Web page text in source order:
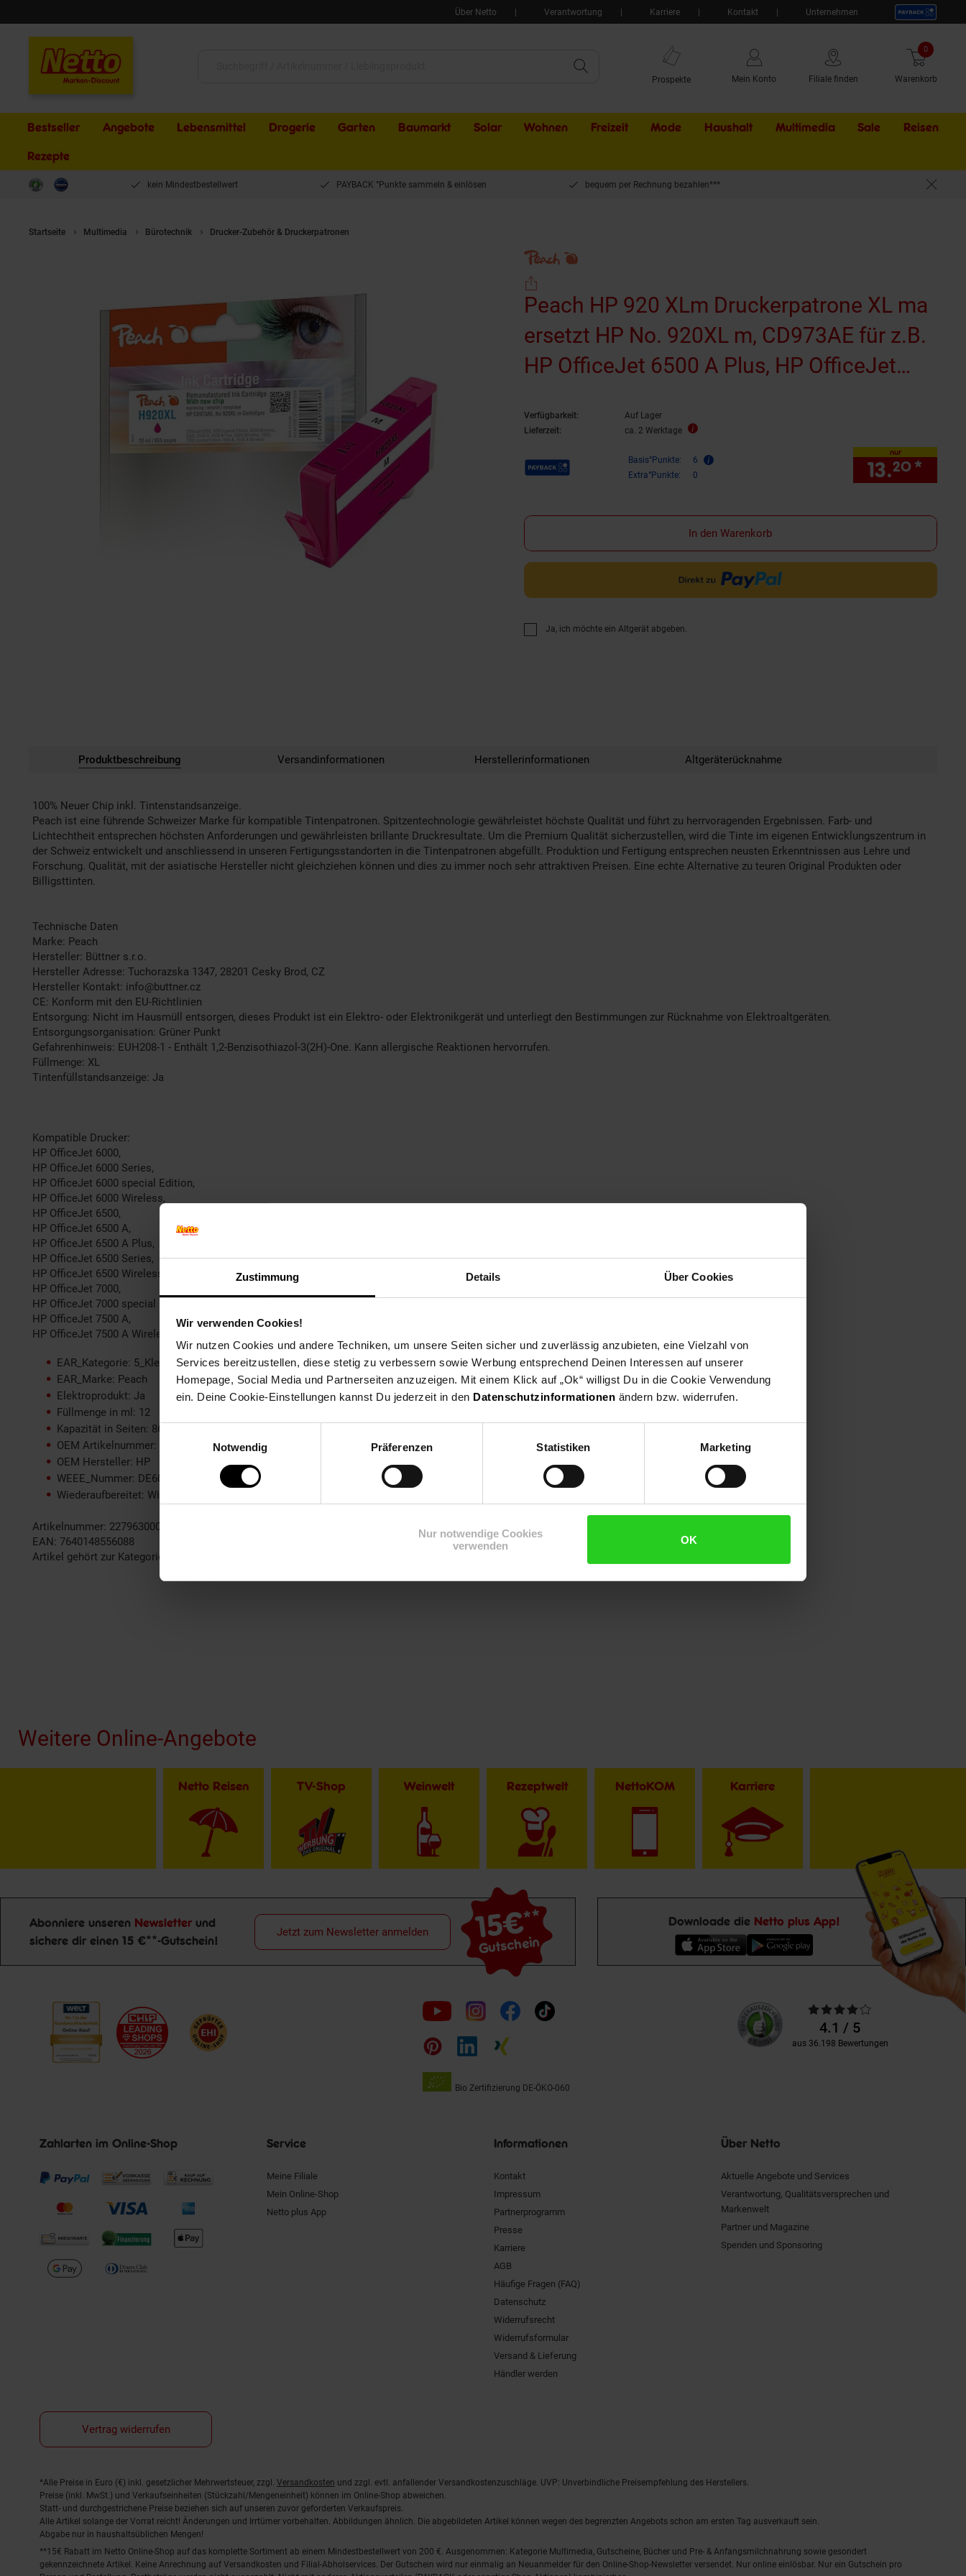
Zustimmung Details Über Cookies
Wir verwenden Cookies!
Wir nutzen Cookies und andere Techniken, um unsere Seiten sicher und zuverlässig anzubieten, eine Vielzahl von
Services bereitzustellen, diese stetig zu verbessern sowie Werbung entsprechend Deinen Interessen auf unserer
Homepage, Social Media und Partnerseiten anzuzeigen. Mit einem Klick auf „Ok“ willigst Du in die Cookie Verwendung
ein. Deine Cookie-Einstellungen kannst Du jederzeit in den Datenschutzinformationen ändern bzw. widerrufen.
Einwilligungsauswahl
Notwendig
Präferenzen Statistiken Marketing
Nur notwendige Cookies
verwenden
OK
Über Netto Verantwortung Karriere Kontakt Unternehmen
Prospekte Mein Konto Filiale finden Warenkorb
0 Artikel
Bestseller Angebote Lebensmittel Drogerie Garten Baumarkt Solar Wohnen Freizeit Mode Haushalt Multimedia Sale Externer
Reisen
Rezepte
kein Mindestbestellwert PAYBACK °Punkte sammeln & einlösen bequem per Rechnung bezahlen***
Startseite Multimedia Bürotechnik Drucker-Zubehör & Druckerpatronen
Peach HP 920 XLm Druckerpatrone XL ma
ersetzt HP No. 920XL m, CD973AE für z.B.
HP OfficeJet 6500 A Plus, HP OfficeJet
(wiederaufbereitet)
Verfügbarkeit:
Auf Lager
Lieferzeit:
ca. 2 Werktage
Payback Punkte Basis°Punkte:
6
Extra°Punkte:
0
nur
13.20 *
In den Warenkorb
Ja, ich möchte ein Altgerät abgeben.
Produktbeschreibung Versandinformationen Herstellerinformationen Altgeräterücknahme
100% Neuer Chip inkl. Tintenstandsanzeige.
Peach ist eine führende Schweizer Marke für kompatible Tintenpatronen. Spitzentechnologie gewährleistet höchste Qualität und führt zu herrvoragenden Ergebnissen. Farb- und
Lichtechtheit entsprechen höchsten Anforderungen und gewährleisten brillante Druckresultate. Um die Premium Qualität sicherzustellen, wird die Tinte im eigenen Entwicklungszentrum in
der Schweiz entwickelt und anschliessend in unseren Fertigungsstandorten in die Tintenpatronen abgefüllt. Produktion und Fertigung entsprechen neusten Erkenntnissen aus Lehre und
Forschung. Qualität, mit der asiatische Hersteller nicht gleichziehen können und dies zu immer noch sehr attraktiven Preisen. Eine echte Alternative zu teuren Original Produkten oder
Billigsttinten.
Technische Daten
Marke: Peach
Hersteller: Büttner s.r.o.
Hersteller Adresse: Tuchorazska 1347, 28201 Cesky Brod, CZ
Hersteller Kontakt: info@buttner.cz
CE: Konform mit den EU-Richtlinien
Entsorgung: Nicht im Hausmüll entsorgen, dieses Produkt ist ein Elektro- oder Elektronikgerät und unterliegt den Bestimmungen zur Rücknahme von Elektroaltgeräten.
Entsorgungsorganisation: Grüner Punkt
Gefahrenhinweis: EUH208-1 - Enthält 1,2-Benzisothiazol-3(2H)-One. Kann allergische Reaktionen hervorrufen.
Füllmenge: XL
Tintenfüllstandsanzeige: Ja
Kompatible Drucker:
HP OfficeJet 6000,
HP OfficeJet 6000 Series,
HP OfficeJet 6000 special Edition,
HP OfficeJet 6000 Wireless,
HP OfficeJet 6500,
HP OfficeJet 6500 A,
HP OfficeJet 6500 A Plus,
HP OfficeJet 6500 Series,
HP OfficeJet 6500 Wireless,
HP OfficeJet 7000,
HP OfficeJet 7000 special Edition,
HP OfficeJet 7500 A,
HP OfficeJet 7500 A Wireless
EAR_Kategorie: 5_Kleingeräte
EAR_Marke: Peach
Elektroprodukt: Ja
Füllmenge in ml: 12
Kapazität in Seiten: 865
OEM Artikelnummer: No. 920XL m, CD973AE
OEM Hersteller: HP
WEEE_Nummer: DE60366366
Wiederaufbereitet: Wiederaufbereitetes Produkt
Artikelnummer: 2279630000
EAN: 7640148556088
Artikel gehört zur Kategorie:
Weitere Online-Angebote
Netto Reisen TV-Shop Weinwelt Rezeptwelt NettoKOM Karriere
Newsletter Anmeldung
Abonniere unseren Newsletter und
sichere dir einen 15 €**-Gutschein!
15€**
Gutschein
Jetzt zum Newsletter anmelden
Downloade die Netto plus App!
Folge
uns
auf
Bio Zertifizierung DE-ÖKO-060
Unsere
Kundenbewertungen
Durchschnittliche
Bewertungen4.1 / 5
aus 36.198 Bewertungen
Zahlarten im Online-Shop Service
Meine Filiale
Mein Online-Shop
Netto plus App
Informationen
Kontakt
Impressum
Partnerprogramm
Presse
Karriere
AGB
Häufige Fragen (FAQ)
Datenschutz
Widerrufsrecht
Widerrufsformular
Versand & Lieferung
Händler werden
Über Netto
Aktuelle Angebote und Services
Verantwortung, Qualitätsversprechen und
Markenwelt
Partner und Magazine
Spenden und Sponsoring
Vertrag widerrufen
Fußnoten
*Alle Preise in Euro (€) inkl. gesetzlicher Mehrwertsteuer, zzgl. Versandkosten und zzgl. evtl. anfallender Versandkostenzuschläge. UVP: Unverbindliche Preisempfehlung des Herstellers.
Preise (inkl. MwSt.) und Verkaufseinheiten (Stückzahl/Mengeneinheit) können im Online-Shop abweichen.
Statt- und durchgestrichene Preise beziehen sich auf unseren zuvor geforderten Verkaufspreis.
Alle Artikel solange der Vorrat reicht! Änderungen und Irrtümer vorbehalten. Abbildungen ähnlich. Die abgebildeten Artikel können wegen des begrenzten Angebots schon am ersten Tag ausverkauft sein.
Abgabe nur in haushaltsüblichen Mengen!
**15€ Rabatt im Netto Online-Shop auf das komplette Sortiment ab einem Mindestbestellwert von 200 €. Ausgenommen: Kategorie Multimedia, Gutscheine, Bücher und Pre- & Anfangsmilchnahrung sowie gesondert
gekennzeichnete Artikel. Keine Anrechnung auf Versandkosten und Filial-Abholservices. Der Gutschein wird nur einmalig an Neuanmelder für den Online-Shop-Newsletter versendet. Nur online einlösbar. Nur ein Gutschein pro